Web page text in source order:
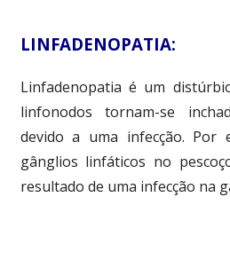
LINFADENOPATIA:
Linfadenopatia é um
linfonodos tornam-se
devido a uma infecção. Por
gânglios linfáticos no
resultado de uma infecção na